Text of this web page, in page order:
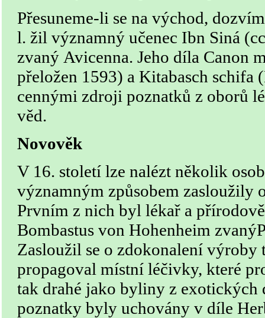
Přesuneme-li se na východ,
l. žil významný učenec Ibn Siná
zvaný Avicenna. Jeho díla Canon
přeložen 1593) a Kitabasch
cennými zdroji poznatků z oborů
věd.
Novověk
V 16. století lze nalézt několik
významným způsobem zasloužily
Prvním z nich byl lékař a
Bombastus von Hohenheim
Zasloužil se o zdokonalení výroby
propagoval místní léčivky, které
tak drahé jako byliny z exotických
poznatky byly uchovány v díle